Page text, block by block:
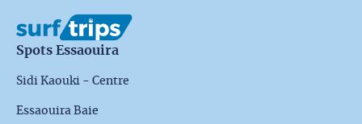
Spots Essaouira
Sidi Kaouki - Centre
Essaouira Baie